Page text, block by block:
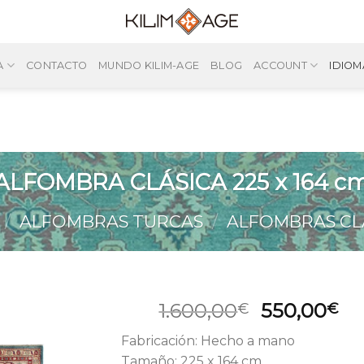
CONTACTO MUNDO KILIM-AGE BLOG ACCOUNT
CLÁSICA 225 x 164
/ ALFOMBRAS TURCAS / ALFOMBRAS
1.600,00€
El
precio
original
550,00€El
Fabricación: Hecho a mano
Tamaño: 225 x 164 cm